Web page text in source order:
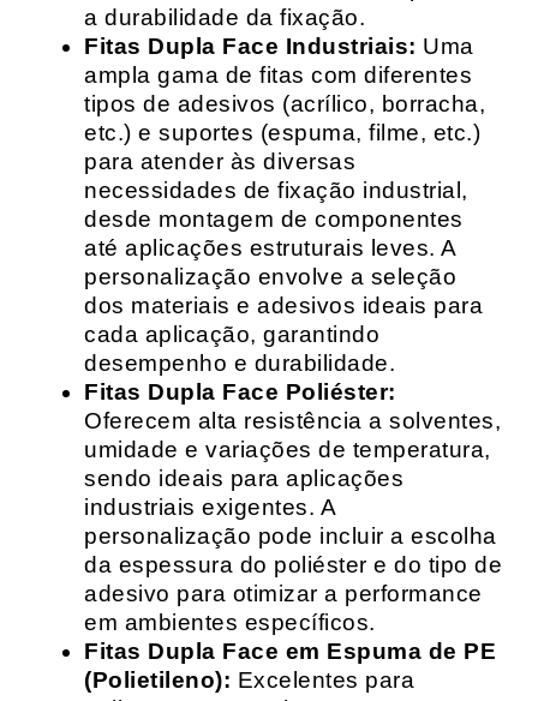
a durabilidade da fixação.
Fitas Dupla Face Industriais: Uma
ampla gama de fitas com diferentes
tipos de adesivos (acrílico, borracha,
etc.) e suportes (espuma, filme, etc.)
para atender às diversas
necessidades de fixação industrial,
desde montagem de componentes
até aplicações estruturais leves. A
personalização envolve a seleção
dos materiais e adesivos ideais para
cada aplicação, garantindo
desempenho e durabilidade.
Fitas Dupla Face Poliéster:
Oferecem alta resistência a solventes,
umidade e variações de temperatura,
sendo ideais para aplicações
industriais exigentes. A
personalização pode incluir a escolha
da espessura do poliéster e do tipo de
adesivo para otimizar a performance
em ambientes específicos.
Fitas Dupla Face em Espuma de PE
(Polietileno): Excelentes para